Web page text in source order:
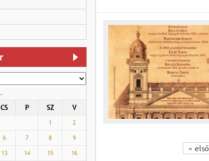
CS P SZ
V
1
2
6 7 8
9
13 14 15 16 « első